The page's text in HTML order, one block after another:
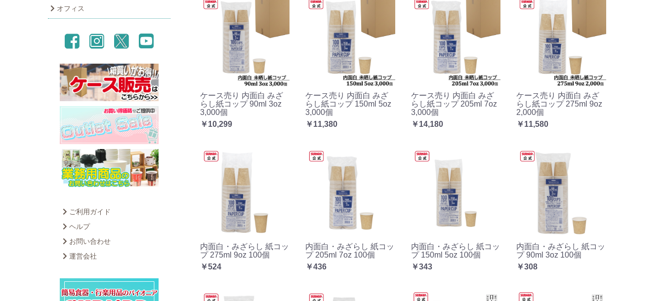
オフィス
ご利用ガイド
ヘルプ
お問い合わせ
運営会社
ケース売り 内面白 みざ
らし紙コップ 90ml 3oz
3,000個
￥10,299
ケース売り 内面白 みざ
らし紙コップ 150ml 5oz
3,000個
￥11,380
ケース売り 内面白 みざ
らし紙コップ 205ml 7oz
3,000個
￥14,180
ケース売り 内面白 みざ
らし紙コップ 275ml 9oz
2,000個
￥11,580
内面白・みざらし 紙コッ
プ 275ml 9oz 100個
￥524
内面白・みざらし 紙コッ
プ 205ml 7oz 100個
￥436
内面白・みざらし 紙コッ
プ 150ml 5oz 100個
￥343
内面白・みざらし 紙コッ
プ 90ml 3oz 100個
￥308